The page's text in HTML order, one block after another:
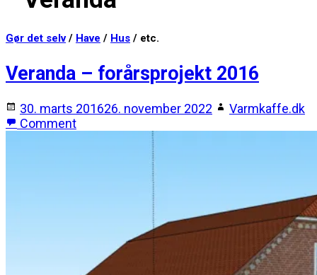
Gør det selv/ Have / Hus / etc.
Veranda – forårsprojekt 2016
30. marts 201626. november 2022
Varmkaffe.dk
Comment